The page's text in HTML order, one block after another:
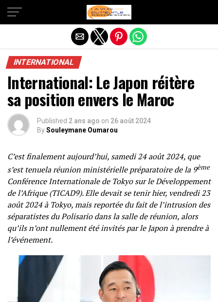
INTERNATIONAL
International: Le Japon réitère
sa position envers le Maroc
Published 2 ans ago on 26 août 2024
BySouleymane Oumarou
C’est finalement aujourd’hui, samedi 24 août 2024, que
s’est tenuela réunion ministérielle préparatoire de la 9ème
Conférence Internationale de Tokyo sur le Développement
de l’Afrique (TICAD9). Elle devait se tenir hier, vendredi 23
août 2024 à Tokyo, mais reportée du fait de l’intrusion des
séparatistes du Polisario dans la salle de réunion, alors
qu’ils n’ont nullement été invités par le Japon à prendre à
l’événement.
Quitter la version mobile